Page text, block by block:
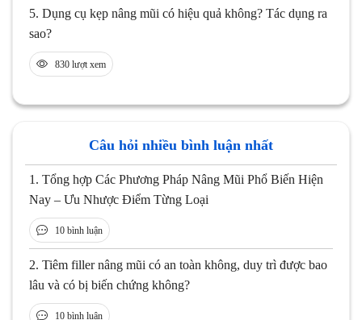
5. Dụng cụ kẹp nâng mũi có hiệu quả không? Tác dụng ra
sao?
830 lượt xem
Câu hỏi nhiều bình luận nhất
1. Tổng hợp Các Phương Pháp Nâng Mũi Phổ Biến Hiện
Nay – Ưu Nhược Điểm Từng Loại
10 bình luận
2. Tiêm filler nâng mũi có an toàn không, duy trì được bao
lâu và có bị biến chứng không?
10 bình luận